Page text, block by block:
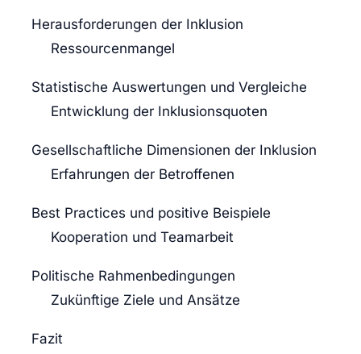
Herausforderungen der Inklusion
Ressourcenmangel
Statistische Auswertungen und Vergleiche
Entwicklung der Inklusionsquoten
Gesellschaftliche Dimensionen der Inklusion
Erfahrungen der Betroffenen
Best Practices und positive Beispiele
Kooperation und Teamarbeit
Politische Rahmenbedingungen
Zukünftige Ziele und Ansätze
Fazit